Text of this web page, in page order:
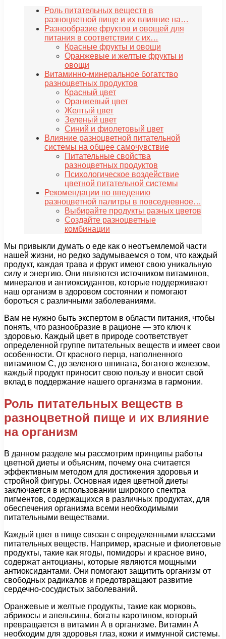
Роль питательных веществ в
разноцветной пище и их влияние на…
Разнообразие фруктов и овощей для
питания в соответствии с их…
Красные фрукты и овощи
Оранжевые и желтые фрукты и
овощи
Витаминно-минеральное богатство
разноцветных продуктов
Красный цвет
Оранжевый цвет
Желтый цвет
Зеленый цвет
Синий и фиолетовый цвет
Влияние разноцветной питательной
системы на общее самочувствие
Питательные свойства
разноцветных продуктов
Психологическое воздействие
цветной питательной системы
Рекомендации по введению
разноцветной палитры в повседневное…
Выбирайте продукты разных цветов
Создайте разноцветные
комбинации
Мы привыкли думать о еде как о неотъемлемой части
нашей жизни, но редко задумываемся о том, что каждый
продукт, каждая трава и фрукт имеют свою уникальную
силу и энергию. Они являются источником витаминов,
минералов и антиоксидантов, которые поддерживают
наш организм в здоровом состоянии и помогают
бороться с различными заболеваниями.
Вам не нужно быть экспертом в области питания, чтобы
понять, что разнообразие в рационе — это ключ к
здоровью. Каждый цвет в природе соответствует
определенной группе питательных веществ и имеет свои
особенности. От красного перца, наполненного
витамином С, до зеленого шпината, богатого железом,
каждый продукт приносит свою пользу и вносит свой
вклад в поддержание нашего организма в гармонии.
Роль питательных веществ в
разноцветной пище и их влияние
на организм
В данном разделе мы рассмотрим принципы работы
цветной диеты и объясним, почему она считается
эффективным методом для достижения здоровья и
стройной фигуры. Основная идея цветной диеты
заключается в использовании широкого спектра
пигментов, содержащихся в различных продуктах, для
обеспечения организма всеми необходимыми
питательными веществами.
Каждый цвет в пище связан с определенными классами
питательных веществ. Например, красные и фиолетовые
продукты, такие как ягоды, помидоры и красное вино,
содержат антоцианы, которые являются мощными
антиоксидантами. Они помогают защитить организм от
свободных радикалов и предотвращают развитие
сердечно-сосудистых заболеваний.
Оранжевые и желтые продукты, такие как морковь,
абрикосы и апельсины, богаты каротином, который
превращается в витамин А в организме. Витамин А
необходим для здоровья глаз, кожи и иммунной системы.